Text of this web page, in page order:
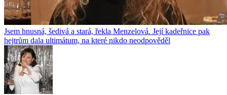
Jsem hnusná, šedivá a stará, řekla Menzelová. Její kadeřnice pak
hejtrům dala ultimátum, na které nikdo neodpověděl